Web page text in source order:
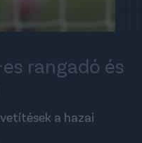
rangadó és
a hazai